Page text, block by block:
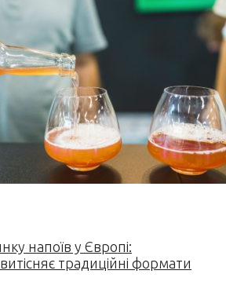
напоїв у Європі:
традиційні формати